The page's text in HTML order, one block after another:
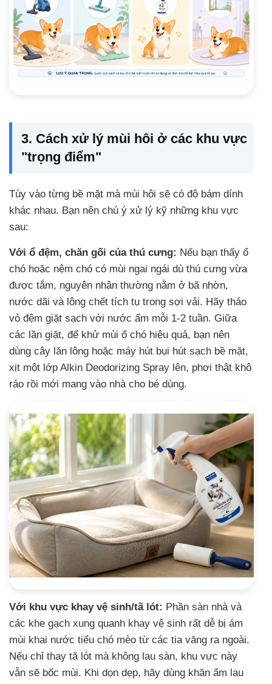
3. Cách xử lý mùi hôi ở các khu vực
"trọng điểm"
Tùy vào từng bề mặt mà mùi hôi sẽ có độ bám dính
khác nhau. Bạn nên chú ý xử lý kỹ những khu vực
sau:
Với ổ đệm, chăn gối của thú cưng: Nếu bạn thấy ổ
chó hoặc nệm chó có mùi ngai ngái dù thú cưng vừa
được tắm, nguyên nhân thường nằm ở bã nhờn,
nước dãi và lông chết tích tụ trong sợi vải. Hãy tháo
vỏ đệm giặt sạch với nước ấm mỗi 1-2 tuần. Giữa
các lần giặt, để khử mùi ổ chó hiệu quả, bạn nên
dùng cây lăn lông hoặc máy hút bụi hút sạch bề mặt,
xịt một lớp Alkin Deodorizing Spray lên, phơi thật khô
ráo rồi mới mang vào nhà cho bé dùng.
Với khu vực khay vệ sinh/tã lót: Phần sàn nhà và
các khe gạch xung quanh khay vệ sinh rất dễ bị ám
mùi khai nước tiểu chó mèo từ các tia văng ra ngoài.
Nếu chỉ thay tã lót mà không lau sàn, khu vực này
vẫn sẽ bốc mùi. Khi dọn dẹp, hãy dùng khăn ẩm lau